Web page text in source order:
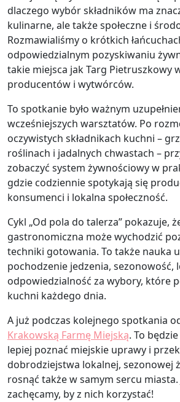
dlaczego wybór składników ma
kulinarne, ale także społeczne i
Rozmawialiśmy o krótkich
odpowiedzialnym pozyskiwaniu
takie miejsca jak Targ Pietruszkowy
producentów i wytwórców.
To spotkanie było ważnym
wcześniejszych warsztatów. Po
oczywistych składnikach kuchni –
roślinach i jadalnych chwastach –
zobaczyć system żywnościowy w
gdzie codziennie spotykają się
konsumenci i lokalna społeczność.
Cykl „Od pola do talerza” pokazuje,
gastronomiczna może wychodzić
techniki gotowania. To także nauka
pochodzenie jedzenia, sezonowość,
odpowiedzialność za wybory, które
kuchni każdego dnia.
A już podczas kolejnego spotkania
Krakowską Farmę Miejską. To
lepiej poznać miejskie uprawy i
dobrodziejstwa lokalnej, sezonowej
rosnąć także w samym sercu miasta.
zachęcamy, by z nich korzystać!